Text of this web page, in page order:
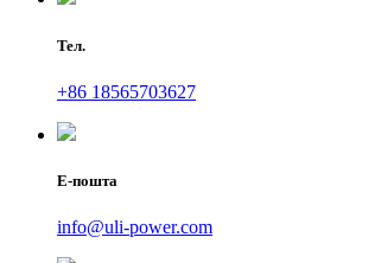
Тел.
+86 18565703627
Е-пошта
info@uli-power.com